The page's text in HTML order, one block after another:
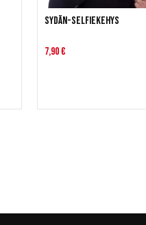
Sydän-selfiekehys
7,90 €